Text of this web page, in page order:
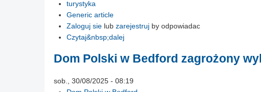
turystyka
Generic article
Zaloguj sie lub zarejestruj by odpowiadac
Czytaj&nbsp;dalej
Dom Polski w Bedford zagrożony
sob., 30/08/2025 - 08:19